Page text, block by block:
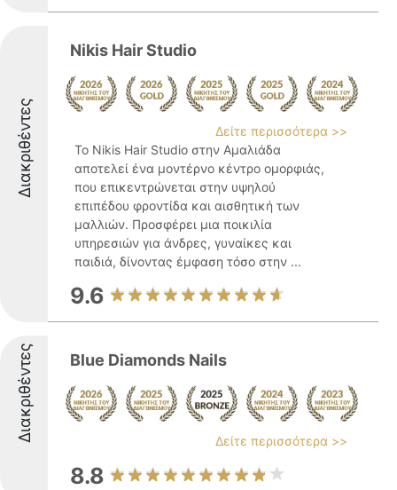
Διακριθέντες
Nikis Hair Studio
Δείτε περισσότερα >>
Το Nikis Hair Studio στην Αμαλιάδα
αποτελεί ένα μοντέρνο κέντρο ομορφιάς,
που επικεντρώνεται στην υψηλού
επιπέδου φροντίδα και αισθητική των
μαλλιών. Προσφέρει μια ποικιλία
υπηρεσιών για άνδρες, γυναίκες και
παιδιά, δίνοντας έμφαση τόσο στην ...
9.6
Διακριθέντες Blue Diamonds Nails
Δείτε περισσότερα >>
8.8